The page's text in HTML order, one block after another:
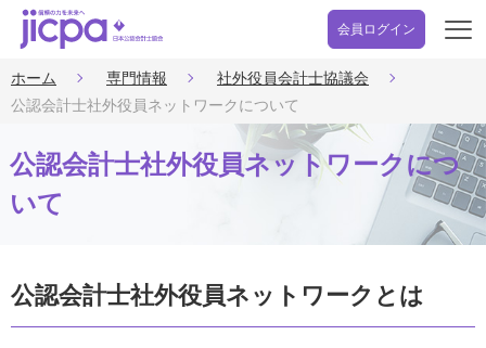
会員ログイン
開
ホーム 専門情報
社外役員会計士協議会
公認会計士社外役員ネットワークについて
公認会計士社外役員ネットワークにつ
いて
公認会計士社外役員ネットワークとは